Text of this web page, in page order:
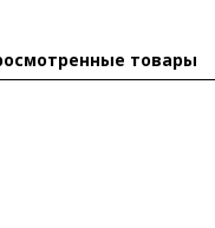
товары